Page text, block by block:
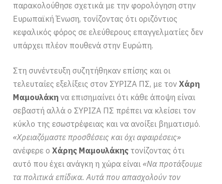
παρακολούθησε σχετικά με την φορολόγηση στην
Ευρωπαϊκή Ένωση, τονίζοντας ότι οριζόντιος
κεφαλικός φόρος σε ελεύθερους επαγγελματίες δεν
υπάρχει πλέον πουθενά στην Ευρώπη.
Στη συνέντευξη συζητήθηκαν επίσης και οι
τελευταίες εξελίξεις στον ΣΥΡΙΖΑ ΠΣ, με τονΧάρη
Μαμουλάκη να επισημαίνει ότι κάθε άποψη είναι
σεβαστή αλλά ο ΣΥΡΙΖΑ ΠΣ πρέπει να κλείσει τον
κύκλο της εσωστρέφειας και να ανοίξει βηματισμό.
«Χρειαζόμαστε προσθέσεις και όχι αφαιρέσεις»
ανέφερε οΧάρης Μαμουλάκης τονίζοντας ότι
αυτό που έχει ανάγκη η χώρα είναι«Να προτάξουμε
τα πολιτικά επίδικα. Αυτά που απασχολούν τον